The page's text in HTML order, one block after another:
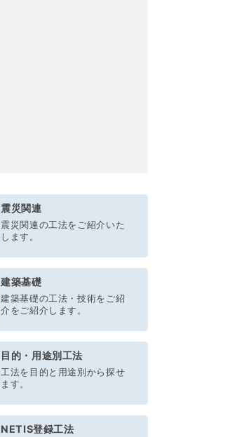
震災関連
震災関連の工法をご紹介いた
します。
建築基礎
建築基礎の工法・技術をご紹
介をご紹介します。
目的・用途別工法
工法を目的と用途別から探せ
ます。
NETIS登録工法